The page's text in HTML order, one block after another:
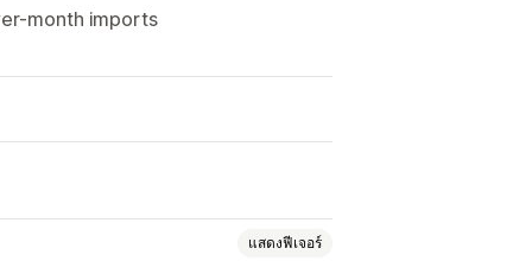
month imports
แสดงฟีเจอร์